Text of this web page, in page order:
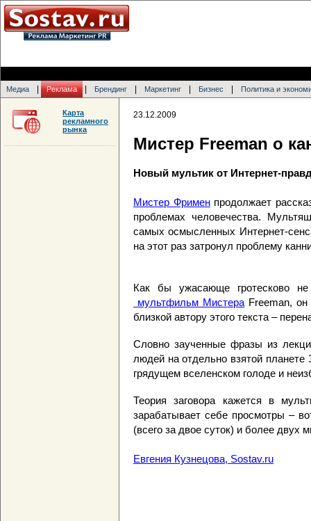
Медиа Реклама Брендинг Маркетинг Бизнес Политика и
23.12.2009
Мистер Freeman о
Новый мультик от Интернет-
Мистер Фрименпродолжает
проблемах человечества.
самых осмысленных Интернет-
на этот раз затронул проблему
Как бы ужасающе гротесково
мультфильм Мистера Freeman,
близкой автору этого текста –
Словно заученные фразы из
людей на отдельно взятой
грядущем вселенском голоде и
Теория заговора кажется в
зарабатывает себе просмотры –
(всего за двое суток) и более двух
Евгения Кузнецова, Sostav.ru
Карта
рекламного
рынка